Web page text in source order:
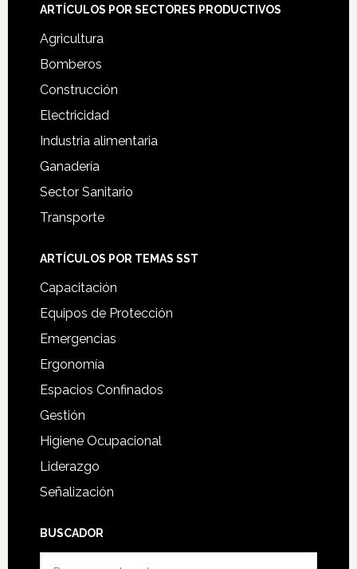
ARTÍCULOS POR SECTORES PRODUCTIVOS
Agricultura
Bomberos
Construcción
Electricidad
Industria alimentaria
Ganadería
Sector Sanitario
Transporte
ARTÍCULOS POR TEMAS SST
Capacitación
Equipos de Protección
Emergencias
Ergonomía
Espacios Confinados
Gestión
Higiene Ocupacional
Liderazgo
Señalización
BUSCADOR